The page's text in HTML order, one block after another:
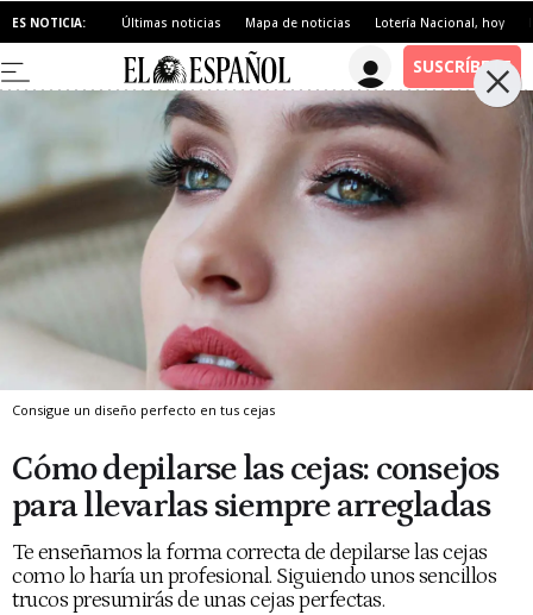
ES NOTICIA: Últimas noticias Mapa de noticias Lotería Nacional, hoy
Consigue un diseño perfecto en tus cejas
Cómo depilarse las cejas: consejos
para llevarlas siempre arregladas
Te enseñamos la forma correcta de depilarse las cejas
como lo haría un profesional. Siguiendo unos sencillos
trucos presumirás de unas cejas perfectas.